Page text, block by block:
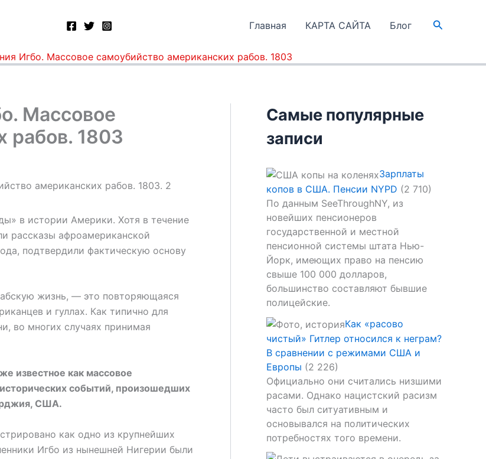
Главная КАРТА САЙТА Блог Поиск
Игбо. Массовое самоубийство американских рабов. 1803
Массовое
рабов. 1803
в истории Америки. Хотя в течение
рассказы афроамериканской
подтвердили фактическую основу
жизнь, — это повторяющаяся
и гуллах. Как типично для
во многих случаях принимая
известное как массовое
событий, произошедших
США.
как одно из крупнейших
Игбо из нынешней Нигерии были
Самые популярные
записи
Зарплаты
копов в США. Пенсии NYPD (2 710)
По данным SeeThroughNY, из
новейших пенсионеров
государственной и местной
пенсионной системы штата Нью-
Йорк, имеющих право на пенсию
свыше 100 000 долларов,
большинство составляют бывшие
полицейские.
Как «расово
чистый» Гитлер относился к неграм?
В сравнении с режимами США и
Европы (2 226)
Официально они считались низшими
расами. Однако нацистский расизм
часто был ситуативным и
основывался на политических
потребностях того времени.